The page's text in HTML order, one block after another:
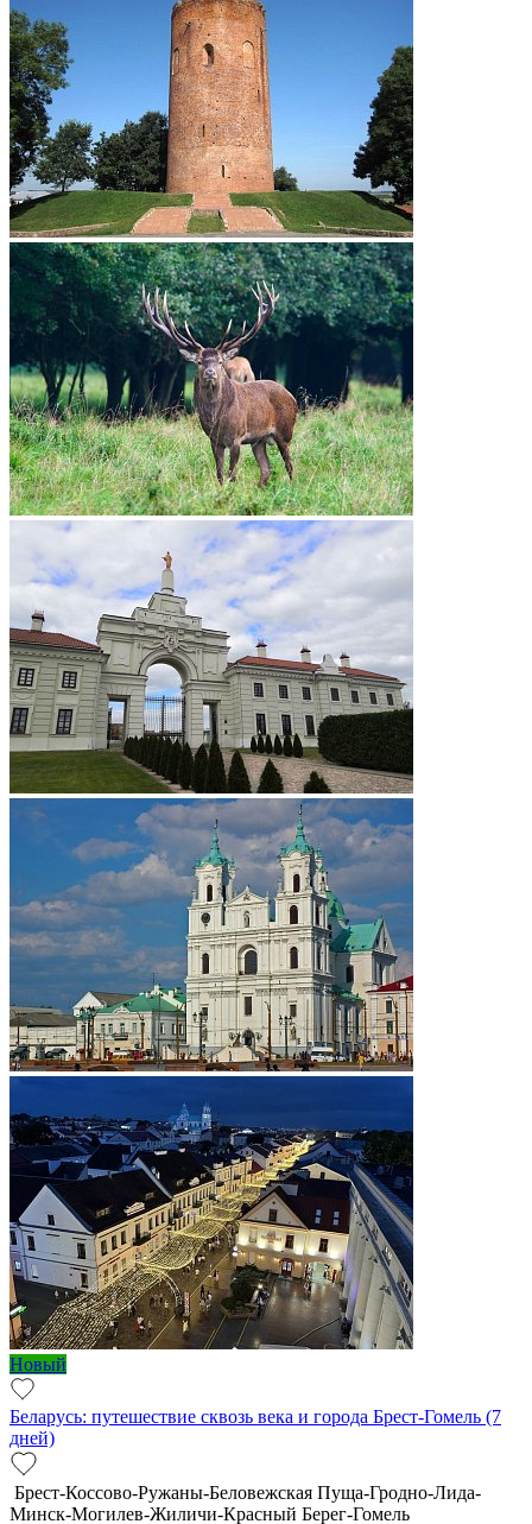
Новый
Беларусь: путешествие сквозь века и города Брест-Гомель (7
дней)
Брест-Коссово-Ружаны-Беловежская Пуща-Гродно-Лида-
Минск-Могилев-Жиличи-Красный Берег-Гомель